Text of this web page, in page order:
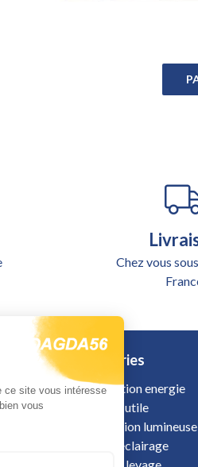
Chez vous
Catégories
Alimentation energie
Outillage utile
Signalisation lumineuse
Sécurité éclairage
ce site vous intéresse
vous